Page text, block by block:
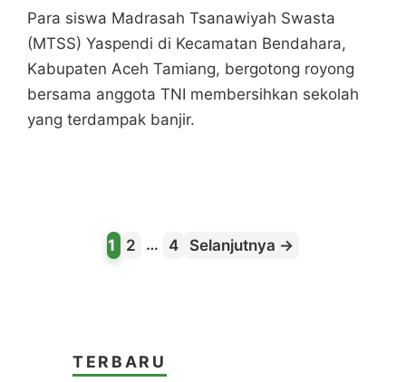
Para siswa Madrasah Tsanawiyah Swasta
(MTSS) Yaspendi di Kecamatan Bendahara,
Kabupaten Aceh Tamiang, bergotong royong
bersama anggota TNI membersihkan sekolah
yang terdampak banjir.
Halaman
1 Halaman
2 … Halaman
4 Selanjutnya →
TERBARU